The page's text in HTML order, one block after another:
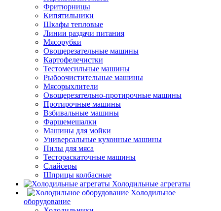
Фритюрницы
Кипятильники
Шкафы тепловые
Линии раздачи питания
Мясорубки
Овощерезательные машины
Картофелечистки
Тестомесильные машины
Рыбоочистительные машины
Мясорыхлители
Овощерезательно-протирочные машины
Протирочные машины
Взбивальные машины
Фаршемешалки
Машины для мойки
Универсальные кухонные машины
Пилы для мяса
Тестораскаточные машины
Слайсеры
Шприцы колбасные
Холодильные агрегаты
Холодильное
оборудование